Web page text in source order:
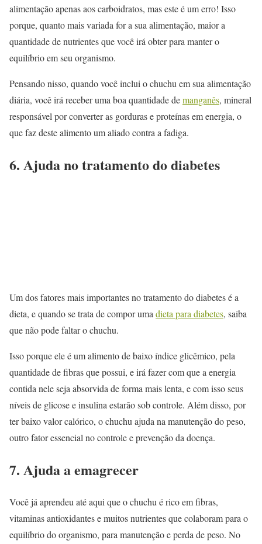
alimentação apenas aos carboidratos, mas este é um erro! Isso
porque, quanto mais variada for a sua alimentação, maior a
quantidade de nutrientes que você irá obter para manter o
equilíbrio em seu organismo.
Pensando nisso, quando você inclui o chuchu em sua alimentação
diária, você irá receber uma boa quantidade demanganês, mineral
responsável por converter as gorduras e proteínas em energia, o
que faz deste alimento um aliado contra a fadiga.
6. Ajuda no tratamento do diabetes
Um dos fatores mais importantes no tratamento do diabetes é a
dieta, e quando se trata de compor umadieta para diabetes, saiba
que não pode faltar o chuchu.
Isso porque ele é um alimento de baixo índice glicêmico, pela
quantidade de fibras que possui, e irá fazer com que a energia
contida nele seja absorvida de forma mais lenta, e com isso seus
níveis de glicose e insulina estarão sob controle. Além disso, por
ter baixo valor calórico, o chuchu ajuda na manutenção do peso,
outro fator essencial no controle e prevenção da doença.
7. Ajuda a emagrecer
Você já aprendeu até aqui que o chuchu é rico em fibras,
vitaminas antioxidantes e muitos nutrientes que colaboram para o
equilíbrio do organismo, para manutenção e perda de peso. No